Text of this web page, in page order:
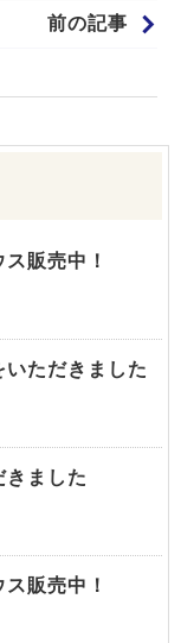
前の記事
販売中！
いただきました
きました
販売中！